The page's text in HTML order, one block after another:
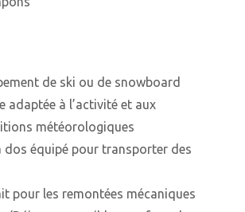
de ski ou de snowboard
adaptée à l’activité et aux
météorologiques
dos équipé pour transporter des
pour les remontées mécaniques